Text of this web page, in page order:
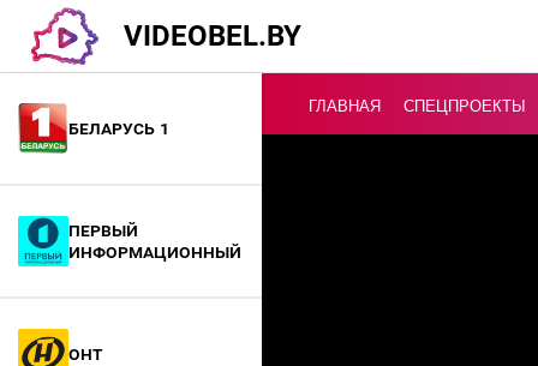
VIDEOBEL.BY
Беларусь 1
Первый
информационный
ОНТ
ГЛАВНАЯ СПЕЦПРОЕКТЫ